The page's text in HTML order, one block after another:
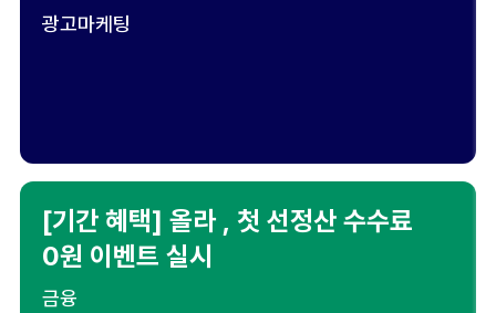
광고마케팅
[기간 혜택] 올라 , 첫 선정산 수수료
0원 이벤트 실시
금융